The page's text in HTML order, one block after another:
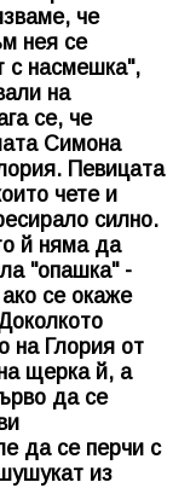
че
нея се
с насмешка",
на
се, че
Симона
Певицата
чете и
силно.
й няма да
"опашка" -
се окаже
на Глория от
щерка й, а
да се
да се перчи с
из